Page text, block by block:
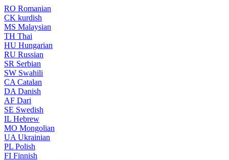
RO Romanian
CK kurdish
MS Malaysian
TH Thai
HU Hungarian
RU Russian
SR Serbian
SW Swahili
CA Catalan
DA Danish
AF Dari
SE Swedish
IL Hebrew
MO Mongolian
UA Ukrainian
PL Polish
FI Finnish